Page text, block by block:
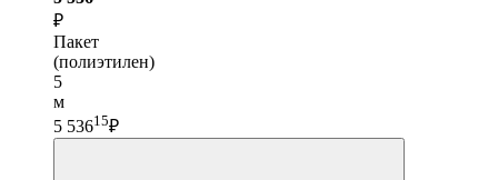
₽
Пакет
(полиэтилен)
5
м
5 53615₽